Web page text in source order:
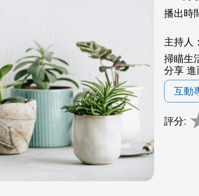
播出時
主持人：
掃瞄生
分享 進
互動
評分: